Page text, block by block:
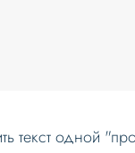
одной